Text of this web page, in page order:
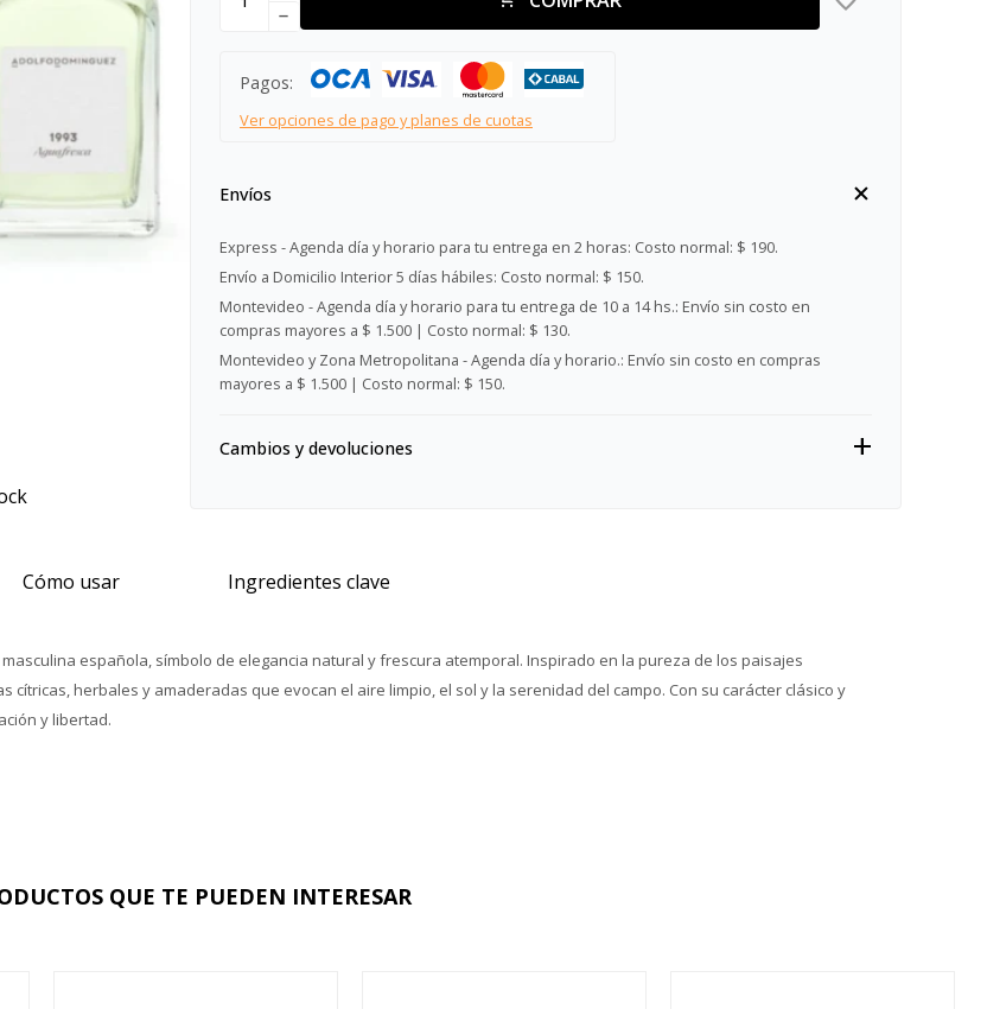
remove
Pagos:
Ver opciones de pago y planes de cuotas
Envíos
Express - Agenda día y horario para tu entrega en 2 horas: Costo normal: $ 190.
Envío a Domicilio Interior 5 días hábiles: Costo normal: $ 150.
Montevideo - Agenda día y horario para tu entrega de 10 a 14 hs.: Envío sin costo en
compras mayores a $ 1.500 | Costo normal: $ 130.
Montevideo y Zona Metropolitana - Agenda día y horario.: Envío sin costo en compras
mayores a $ 1.500 | Costo normal: $ 150.
Cambios y devoluciones
Cómo usar Ingredientes clave
española, símbolo de elegancia natural y frescura atemporal. Inspirado en la pureza de los paisajes
herbales y amaderadas que evocan el aire limpio, el sol y la serenidad del campo. Con su carácter clásico y
y libertad.
QUE TE PUEDEN INTERESAR